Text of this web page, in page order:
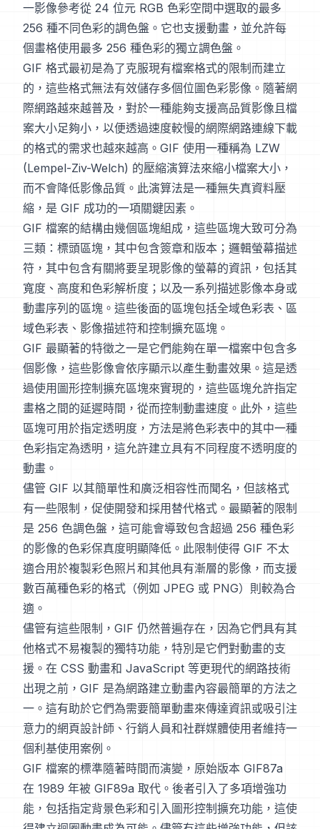
一影像參考從 24 位元 RGB 色彩空間中選取的最多
256 種不同色彩的調色盤。它也支援動畫，並允許每
個畫格使用最多 256 種色彩的獨立調色盤。
GIF 格式最初是為了克服現有檔案格式的限制而建立
的，這些格式無法有效儲存多個位圖色彩影像。隨著網
際網路越來越普及，對於一種能夠支援高品質影像且檔
案大小足夠小，以便透過速度較慢的網際網路連線下載
的格式的需求也越來越高。GIF 使用一種稱為 LZW
(Lempel-Ziv-Welch) 的壓縮演算法來縮小檔案大小，
而不會降低影像品質。此演算法是一種無失真資料壓
縮，是 GIF 成功的一項關鍵因素。
GIF 檔案的結構由幾個區塊組成，這些區塊大致可分為
三類：標頭區塊，其中包含簽章和版本；邏輯螢幕描述
符，其中包含有關將要呈現影像的螢幕的資訊，包括其
寬度、高度和色彩解析度；以及一系列描述影像本身或
動畫序列的區塊。這些後面的區塊包括全域色彩表、區
域色彩表、影像描述符和控制擴充區塊。
GIF 最顯著的特徵之一是它們能夠在單一檔案中包含多
個影像，這些影像會依序顯示以產生動畫效果。這是透
過使用圖形控制擴充區塊來實現的，這些區塊允許指定
畫格之間的延遲時間，從而控制動畫速度。此外，這些
區塊可用於指定透明度，方法是將色彩表中的其中一種
色彩指定為透明，這允許建立具有不同程度不透明度的
動畫。
儘管 GIF 以其簡單性和廣泛相容性而聞名，但該格式
有一些限制，促使開發和採用替代格式。最顯著的限制
是 256 色調色盤，這可能會導致包含超過 256 種色彩
的影像的色彩保真度明顯降低。此限制使得 GIF 不太
適合用於複製彩色照片和其他具有漸層的影像，而支援
數百萬種色彩的格式（例如 JPEG 或 PNG）則較為合
適。
儘管有這些限制，GIF 仍然普遍存在，因為它們具有其
他格式不易複製的獨特功能，特別是它們對動畫的支
援。在 CSS 動畫和 JavaScript 等更現代的網路技術
出現之前，GIF 是為網路建立動畫內容最簡單的方法之
一。這有助於它們為需要簡單動畫來傳達資訊或吸引注
意力的網頁設計師、行銷人員和社群媒體使用者維持一
個利基使用案例。
GIF 檔案的標準隨著時間而演變，原始版本 GIF87a
在 1989 年被 GIF89a 取代。後者引入了多項增強功
能，包括指定背景色彩和引入圖形控制擴充功能，這使